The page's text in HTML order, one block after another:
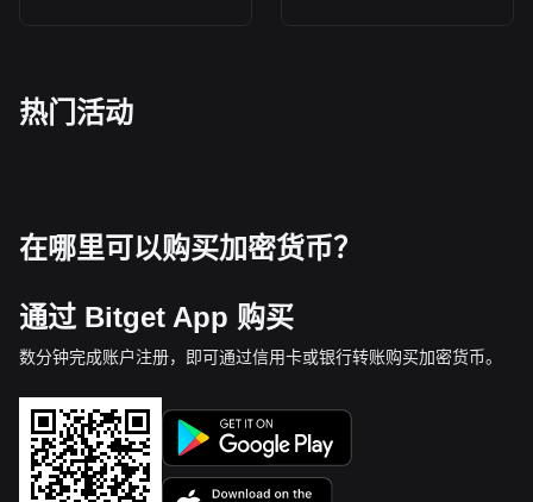
热门活动
在哪里可以购买加密货币？
通过 Bitget App 购买
数分钟完成账户注册，即可通过信用卡或银行转账购买加密货币。